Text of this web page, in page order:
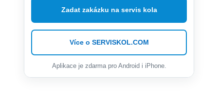
Zadat zakázku na servis kola
Více o SERVISKOL.COM
Aplikace je zdarma pro Android i iPhone.